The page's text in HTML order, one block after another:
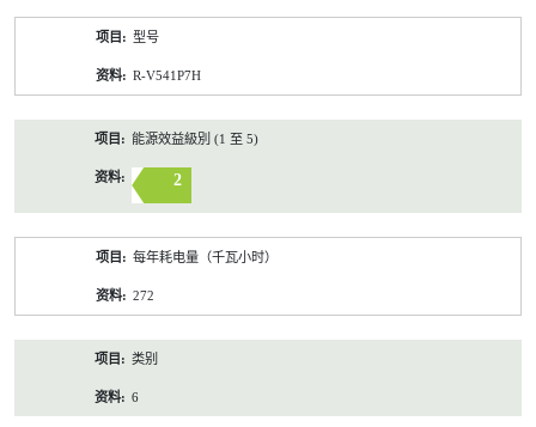
型号
R-V541P7H
能源效益級別 (1 至 5)
2
每年耗电量（千瓦小时）
272
类别
6